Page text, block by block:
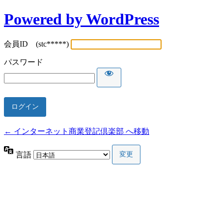
Powered by WordPress
会員ID (stc*****)
パスワード
← インターネット商業登記倶楽部 へ移動
言語